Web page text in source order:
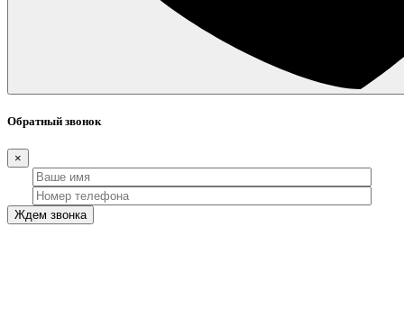
Обратный звонок
×
Ждем звонка